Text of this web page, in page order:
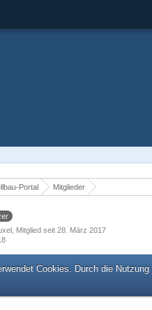
Portal Mitglieder
Mitglied seit 28. März 2017
Cookies. Durch die